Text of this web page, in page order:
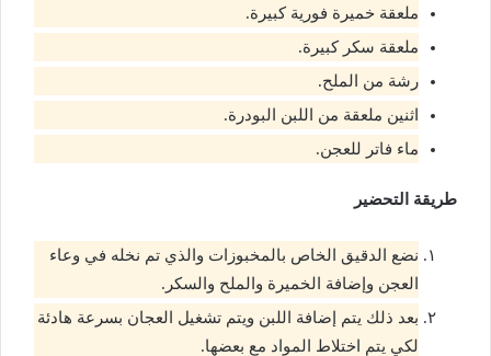
ملعقة خميرة فورية كبيرة.
ملعقة سكر كبيرة.
رشة من الملح.
اثنين ملعقة من اللبن البودرة.
ماء فاتر للعجن.
طريقة التحضير
نضع الدقيق الخاص بالمخبوزات والذي تم نخله في وعاء
العجن وإضافة الخميرة والملح والسكر.
بعد ذلك يتم إضافة اللبن ويتم تشغيل العجان بسرعة هادئة
لكي يتم اختلاط المواد مع بعضها.